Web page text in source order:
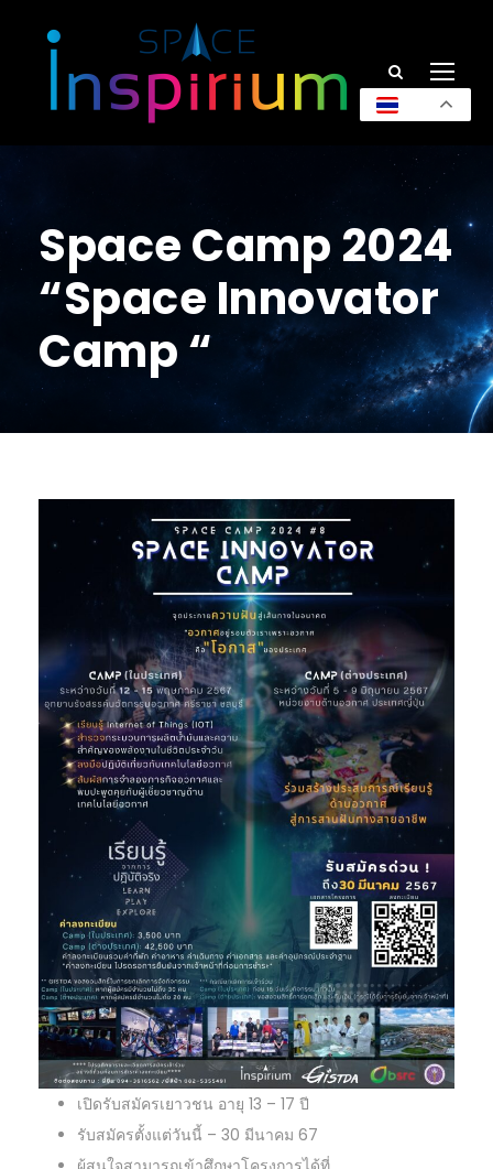
Space Camp 2024
“Space Innovator
Camp “
เปิดรับสมัครเยาวชน อายุ 13 – 17 ปี
รับสมัครตั้งแต่วันนี้ – 30 มีนาคม 67